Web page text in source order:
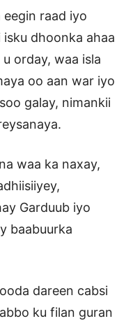
eegin raad iyo
dhoonka ahaa
orday, waa isla
oo aan war iyo
galay, nimankii
waa ka naxay,
Garduub iyo
baabuurka
dareen cabsi
ku filan guran